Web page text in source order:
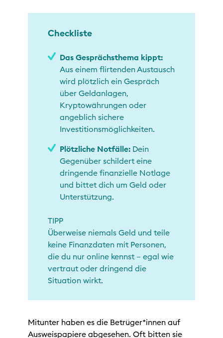
Checkliste
Das Gesprächsthema kippt:
Aus einem flirtenden Austausch
wird plötzlich ein Gespräch
über Geldanlagen,
Kryptowährungen oder
angeblich sichere
Investitionsmöglichkeiten.
Plötzliche Notfälle:Dein
Gegenüber schildert eine
dringende finanzielle Notlage
und bittet dich um Geld oder
Unterstützung.
TIPP
Überweise niemals Geld und teile
keine Finanzdaten mit Personen,
die du nur online kennst – egal wie
vertraut oder dringend die
Situation wirkt.
Mitunter haben es die Betrüger*innen auf
Ausweispapiere abgesehen. Oft bitten sie